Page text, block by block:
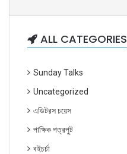
ALL CATEGORIES
Sunday Talks
Uncategorized
এডিটরস চয়েস
পাক্ষিক পত্রপুট
বইচর্চা